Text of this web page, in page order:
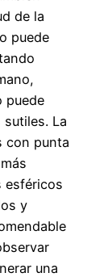
de la
puede
puede
La
con punta
esféricos
y
una